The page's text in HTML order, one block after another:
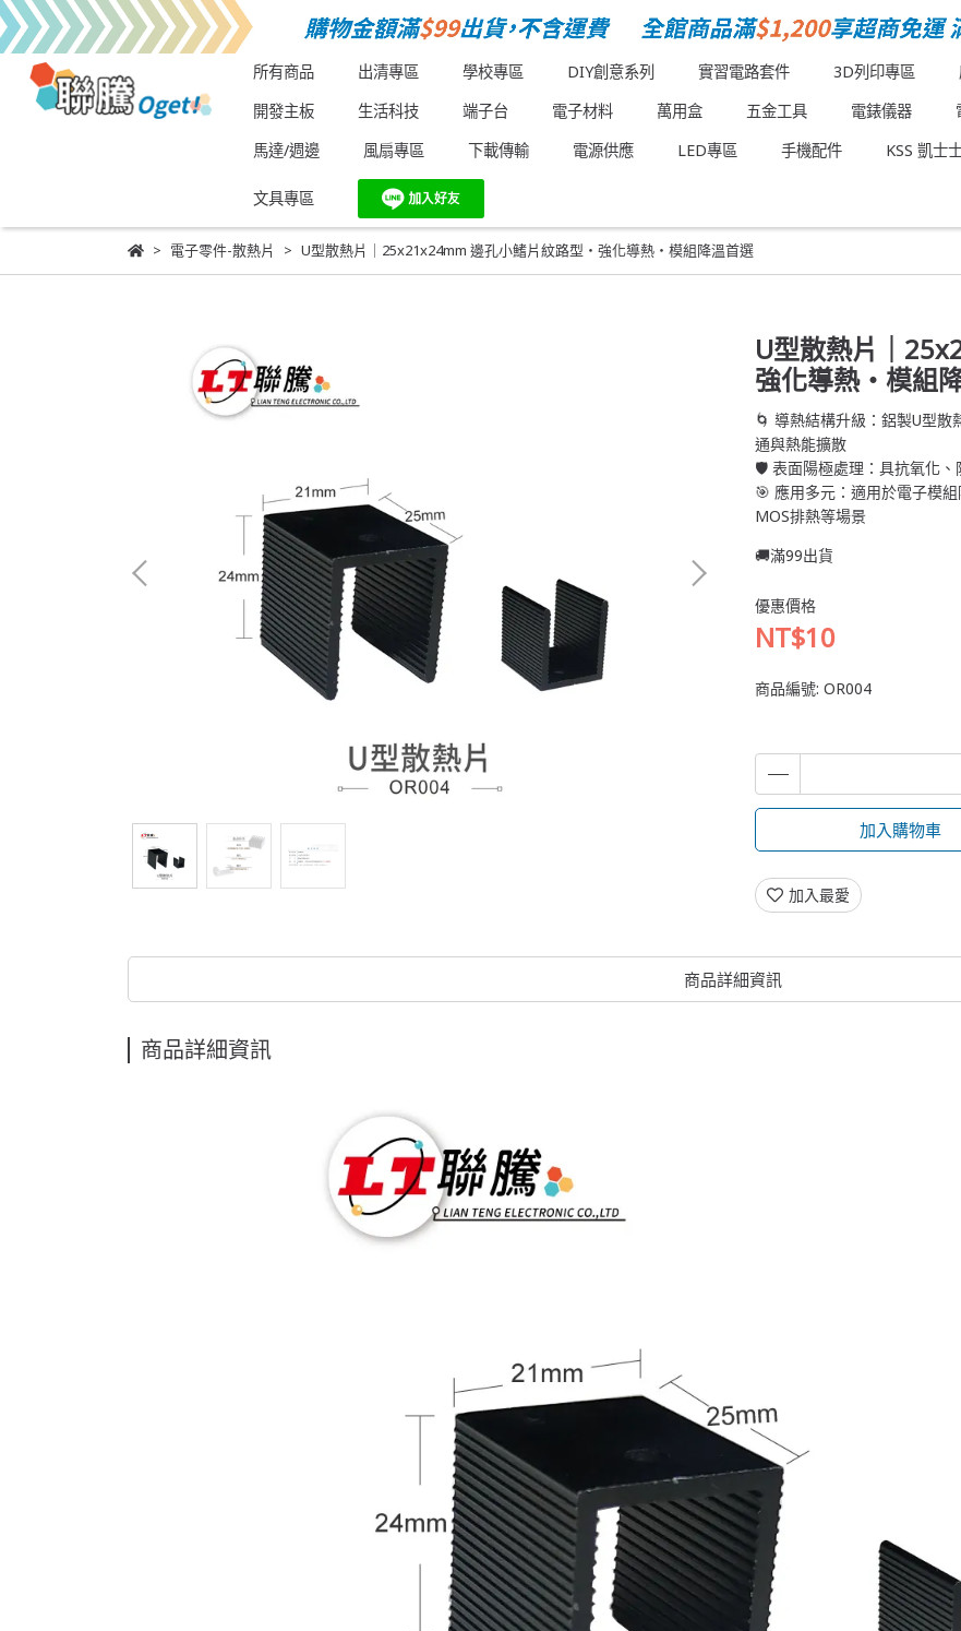
所有商品 出清專區 學校專區 DIY創意系列 實習電路套件 3D列印專區
開發主板
生活科技 端子台 電子材料 萬用盒 五金工具 電錶儀器
馬達/週邊
風扇專區 下載傳輸 電源供應 LED專區 手機配件 KSS 凱士
文具專區
電子零件-散熱片 U型散熱片｜25x21x24mm 邊孔小鰭片紋路型・強化導熱・模組降溫首選
U型散熱片｜
強化導熱・模組
🌀 導熱結構升級：鋁製U型
通與熱能擴散
🛡️ 表面陽極處理：具抗氧化
🎯 應用多元：適用於電子模
MOS排熱等場景
🚚滿99出貨
優惠價格
NT$10
商品編號: OR004
加入購物車
加入最愛
商品詳細資訊
商品詳細資訊